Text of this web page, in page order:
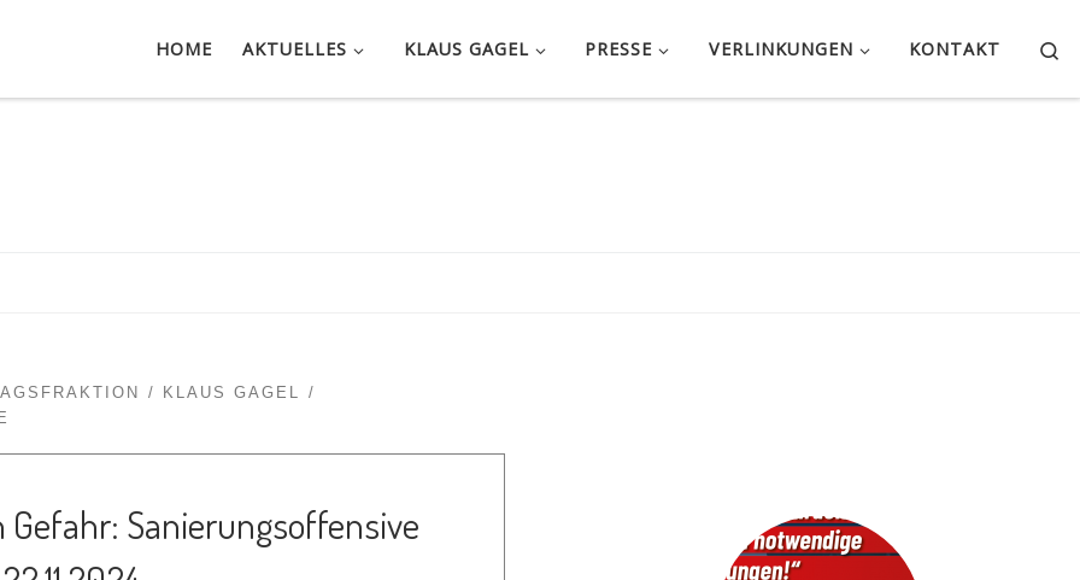
HOME AKTUELLES KLAUS GAGEL PRESSE VERLINKUNGEN KONTAKT
KLAUS GAGEL
Gefahr: Sanierungsoffensive